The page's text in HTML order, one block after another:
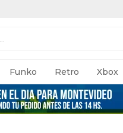
Funko Retro Xbox